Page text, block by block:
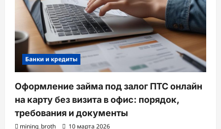
Банки и кредиты
Оформление займа под залог ПТС онлайн
на карту без визита в офис: порядок,
требования и документы
mining_broth 10 марта 2026